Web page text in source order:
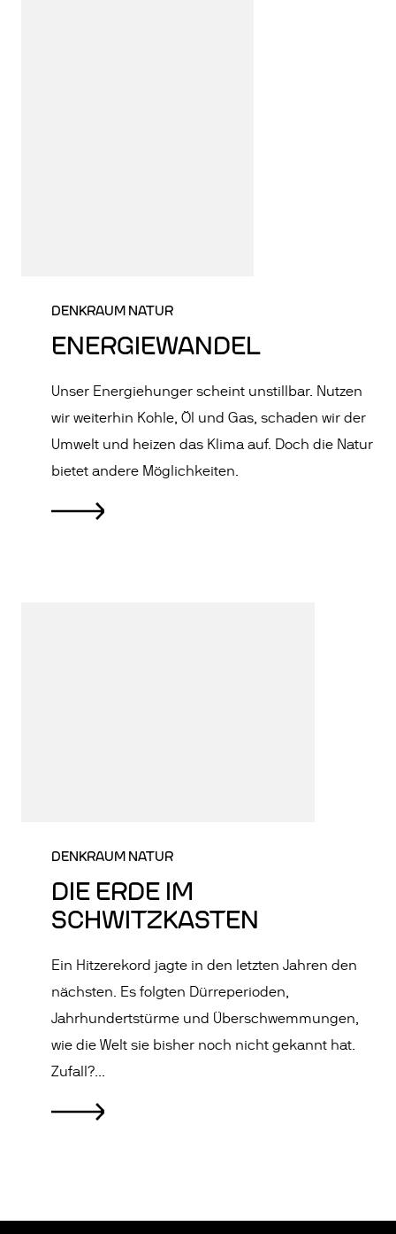
DENKRAUM NATUR
ENERGIEWANDEL
Unser Energiehunger scheint unstillbar. Nutzen
wir weiterhin Kohle, Öl und Gas, schaden wir der
Umwelt und heizen das Klima auf. Doch die Natur
bietet andere Möglichkeiten.
DENKRAUM NATUR
DIE ERDE IM
SCHWITZKASTEN
Ein Hitzerekord jagte in den letzten Jahren den
nächsten. Es folgten Dürreperioden,
Jahrhundertstürme und Überschwemmungen,
wie die Welt sie bisher noch nicht gekannt hat.
Zufall?...